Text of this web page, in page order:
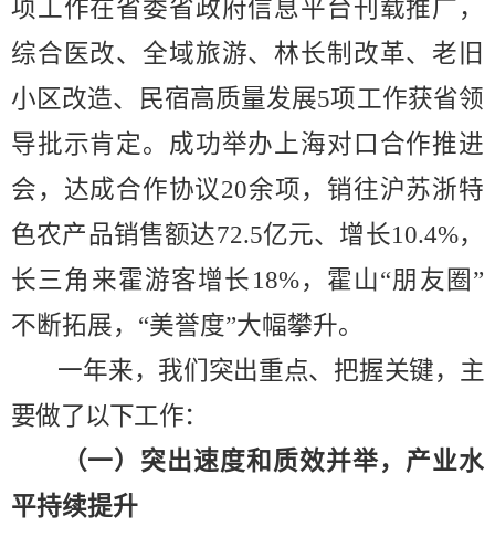
项工作在省委省政府信息平台刊载推广，
综合医改、全域旅游、林长制改革、老旧
小区改造、 民宿高质量发展5项工作获省领
导批示肯定。成功举办上海对口合作推进
会，达成合作协议20余项，销往沪苏浙特
色农产品销售额达72.5亿元、增长10.4%，
长三角来霍游客增长 18%，霍山“朋友圈 ”
不断拓展， “美誉度”大幅攀升。
一年来，我们突出重点、把握关键，主
要做了以下工作：
（一）突出速度和质效并举，产业水
平持续提升